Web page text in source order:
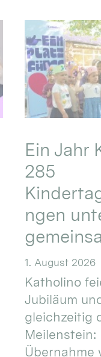
Ein Jahr
285
ngen
1. August 2026
Katholino
Jubiläum
gleichzeitig
Meilenstein:
Übernahme